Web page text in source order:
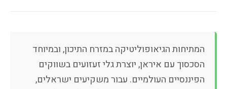
המתיחות הגיאופוליטיקה במזרח התיכון, ובמיוחד
הסכסוך עם איראן, יוצרת גלי זעזועים בשווקים
הפיננסיים העולמיים. עבור משקיעים ישראלים,